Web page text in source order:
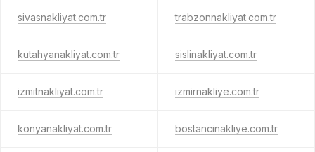
sivasnakliyat.com.tr trabzonnakliyat.com.tr
kutahyanakliyat.com.tr sislinakliyat.com.tr
izmitnakliyat.com.tr izmirnakliye.com.tr
konyanakliyat.com.tr bostancinakliye.com.tr